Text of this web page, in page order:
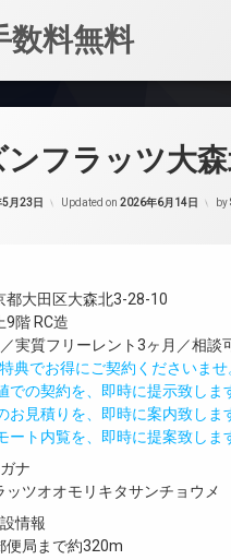
数料無料
ンフラッツ大
月23日 Updated on 2026年6月14日 by
大田区大森北3-28-10
RC造
実質フリーレント3ヶ月／相談
典でお得にご契約くださいませ
での契約を、即時に提示致しま
お見積りを、即時に案内致しま
ート内覧を、即時に提案致しま
ナ
ッツオオモリキタサンチョウメ
情報
便局まで約320m